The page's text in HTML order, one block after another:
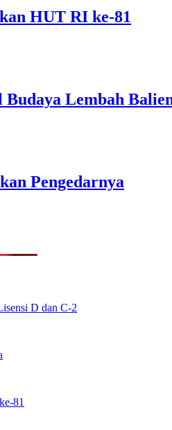
HUT RI ke-81
Lembah
Pengedarnya
D dan C-2
81